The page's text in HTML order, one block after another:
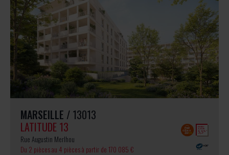
MARSEILLE / 13013
LATITUDE 13
Rue Augustin Merlhou
Du 2 pièces au 4 piècesà partir de 170 085 €